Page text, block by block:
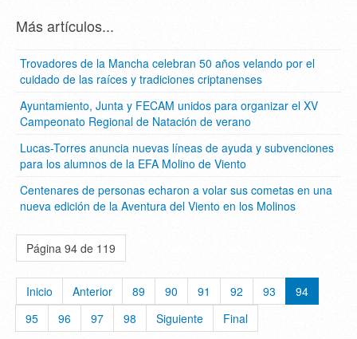
Más artículos...
Trovadores de la Mancha celebran 50 años velando por el
cuidado de las raíces y tradiciones criptanenses
Ayuntamiento, Junta y FECAM unidos para organizar el XV
Campeonato Regional de Natación de verano
Lucas-Torres anuncia nuevas líneas de ayuda y subvenciones
para los alumnos de la EFA Molino de Viento
Centenares de personas echaron a volar sus cometas en una
nueva edición de la Aventura del Viento en los Molinos
Página 94 de 119
Inicio Anterior 89 90 91 92 93
94
95
96 97 98 Siguiente Final